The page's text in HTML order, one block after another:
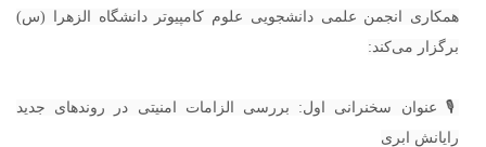
همکاری انجمن علمی دانشجویی علوم کامپیوتر دانشگاه الزهرا (س)
برگزار می‌کند:
🎙️ عنوان سخنرانی اول: بررسی الزامات امنیتی در روندهای جدید
رایانش ابری